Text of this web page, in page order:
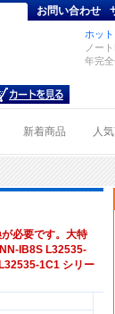
お問い合わせ
ホッ
ノー
年完全
新着商品 人
必要です。大特
IB8S L32535-
1C1 シリー